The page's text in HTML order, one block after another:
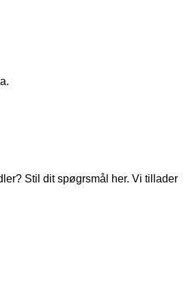
Stil dit spøgrsmål her. Vi tillader